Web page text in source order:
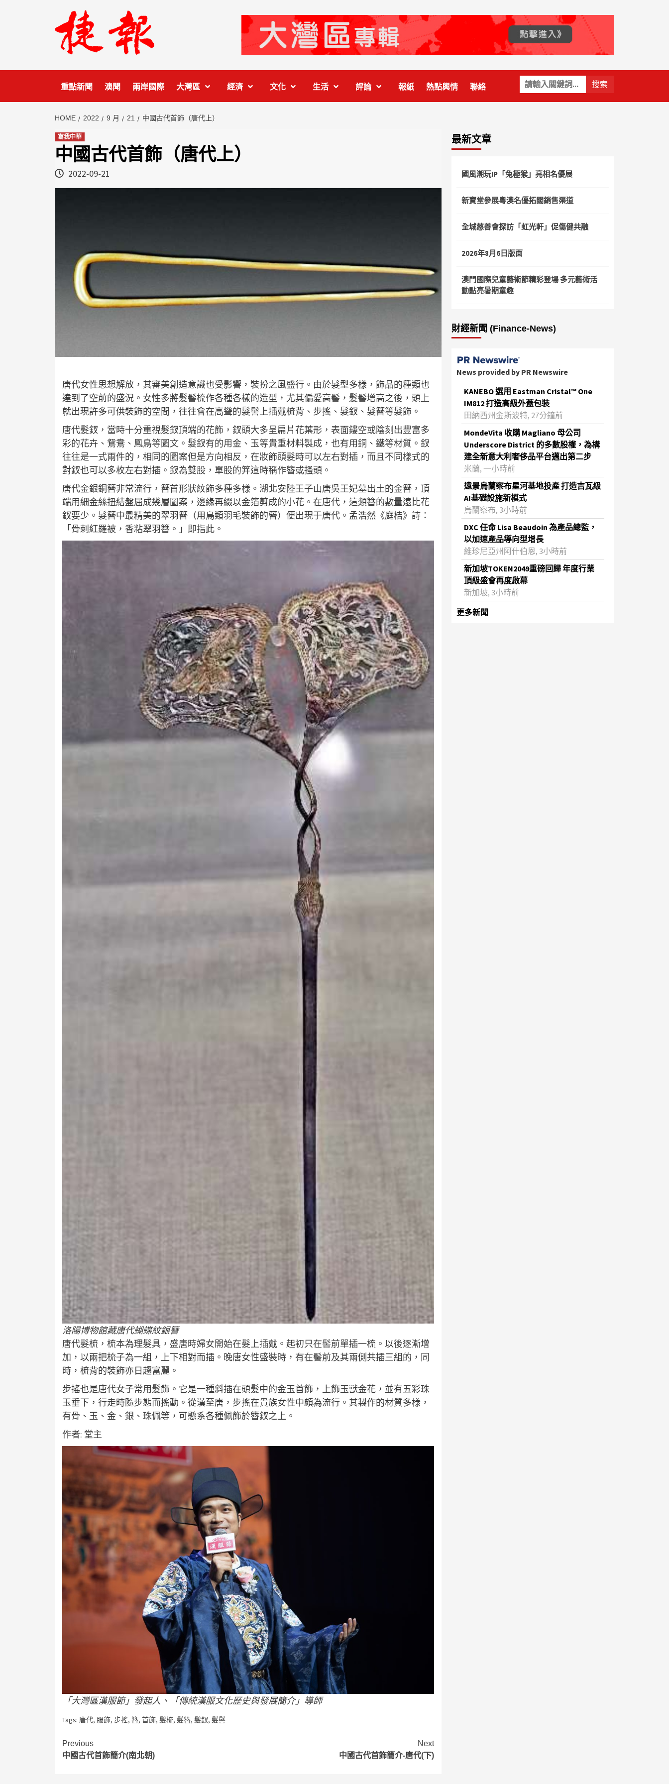
關
鍵
字:
重點新聞 澳聞 兩岸國際 大灣區 經濟 文化 生活 評論 報紙 熱點輿情 聯絡
HOME 2022 9 月 21 中國古代首飾（唐代上）
寫我中華
中國古代首飾（唐代上）
2022-09-21
唐代女性思想解放，其審美創造意識也受影響，裝扮之風盛行。由於髮型多樣，飾品的種類也
達到了空前的盛況。女性多將髮髻梳作各種各樣的造型，尤其偏愛高髻，髮髻增高之後，頭上
就出現許多可供裝飾的空間，往往會在高聳的髮髻上插戴梳背、步搖、髮釵、髮簪等髮飾。
唐代髮釵，當時十分重視髮釵頂端的花飾，釵頭大多呈扁片花葉形，表面鏤空或陰刻出豐富多
彩的花卉、鴛鴦、鳳鳥等圖文。髮釵有的用金、玉等貴重材料製成，也有用銅、鐵等材質。釵
往往是一式兩件的，相同的圖案但是方向相反，在妝飾頭髮時可以左右對插，而且不同樣式的
對釵也可以多枚左右對插。釵為雙股，單股的笄這時稱作簪或搔頭。
唐代金銀銅簪非常流行，簪首形狀紋飾多種多樣。湖北安陸王子山唐吳王妃墓出土的金簪，頂
端用細金絲扭結盤屈成幾層圖案，邊緣再綴以金箔剪成的小花。在唐代，這類簪的數量遠比花
釵要少。髮簪中最精美的翠羽簪（用鳥類羽毛裝飾的簪）便出現于唐代。孟浩然《庭桔》詩：
「骨刺紅羅被，香粘翠羽簪。」即指此。
洛陽博物館藏唐代蝴蝶紋銀簪
唐代髮梳，梳本為理髮具，盛唐時婦女開始在髮上插戴。起初只在髻前單插一梳。以後逐漸增
加，以兩把梳子為一組，上下相對而插。晚唐女性盛裝時，有在髻前及其兩側共插三組的，同
時，梳背的裝飾亦日趨富麗。
步搖也是唐代女子常用髮飾。它是一種斜插在頭髮中的金玉首飾，上飾玉獸金花，並有五彩珠
玉垂下，行走時隨步態而搖動。從漢至唐，步搖在貴族女性中頗為流行。其製作的材質多樣，
有骨、玉、金、銀、珠佩等，可懸系各種佩飾於簪釵之上。
作者: 堂主
「大灣區漢服節」發起人、「傳統漢服文化歷史與發展簡介」導師
Tags: 唐代, 服飾, 步搖, 簪, 首飾, 髮梳, 髮簪, 髮釵, 髮髻
Continue
Reading
Previous
中國古代首飾簡介(南北朝)
Next
中國古代首飾簡介-唐代(下)
最新文章
國風潮玩IP「兔極猴」亮相名優展
新寶堂參展粵澳名優拓闊銷售渠道
全城慈善會探訪「虹光軒」促傷健共融
2026年8月6日版面
澳門國際兒童藝術節精彩登場 多元藝術活
動點亮暑期童趣
財經新聞 (Finance-News)
News provided by PR Newswire
KANEBO 選用 Eastman Cristal™ One
IM812 打造高級外蓋包裝
田納西州金斯波特, 27分鐘前
MondeVita 收購 Magliano 母公司
Underscore District 的多數股權，為構
建全新意大利奢侈品平台邁出第二步
米蘭, 一小時前
遠景烏蘭察布星河基地投產 打造吉瓦級
AI基礎設施新模式
烏蘭察布, 3小時前
DXC 任命 Lisa Beaudoin 為產品總監，
以加速產品導向型增長
維珍尼亞州阿什伯恩, 3小時前
新加坡TOKEN2049重磅回歸 年度行業
頂級盛會再度啟幕
新加坡, 3小時前
更多新聞